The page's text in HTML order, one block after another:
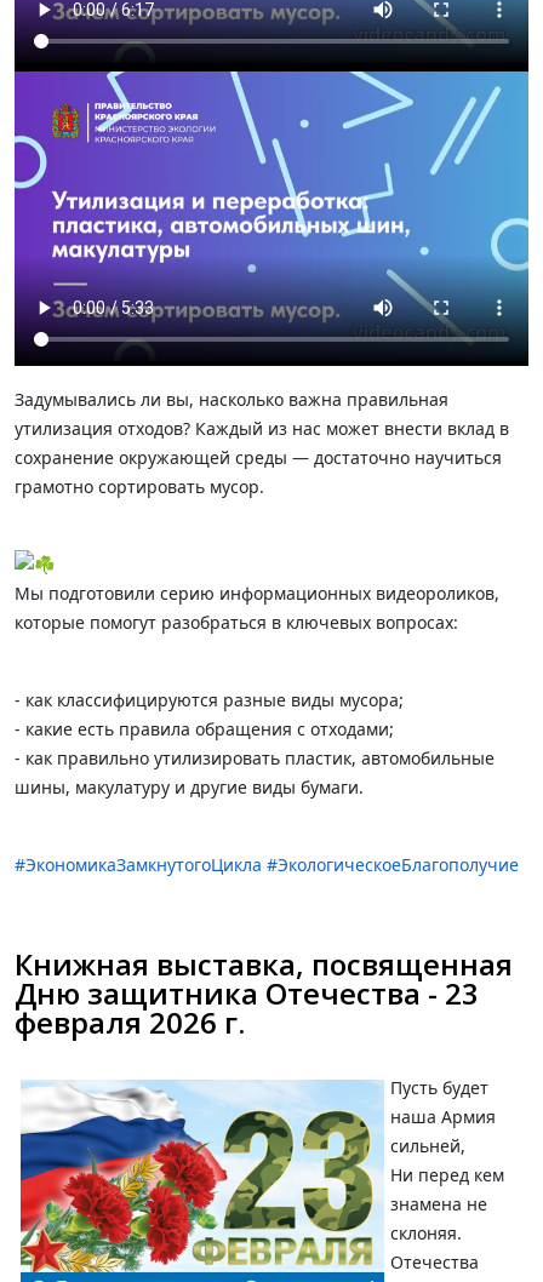
Задумывались ли вы, насколько важна правильная
утилизация отходов? Каждый из нас может внести вклад в
сохранение окружающей среды — достаточно научиться
грамотно сортировать мусор.
Мы подготовили серию информационных видеороликов,
которые помогут разобраться в ключевых вопросах:
- как классифицируются разные виды мусора;
- какие есть правила обращения с отходами;
- как правильно утилизировать пластик, автомобильные
шины, макулатуру и другие виды бумаги.
#ЭкономикаЗамкнутогоЦикла #ЭкологическоеБлагополучие
Книжная выставка, посвященная
Дню защитника Отечества - 23
февраля 2026 г.
Пусть будет
наша Армия
сильней,
Ни перед кем
знамена не
склоняя.
Отечества